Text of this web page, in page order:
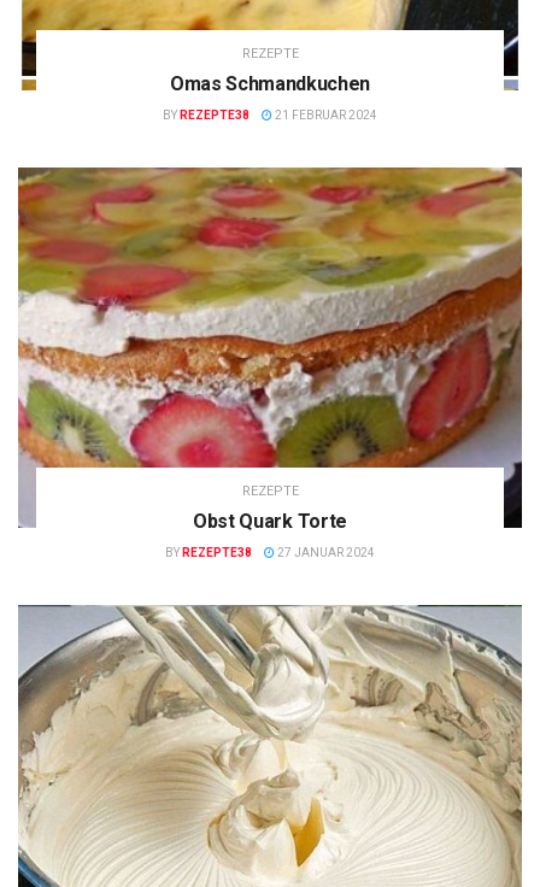
REZEPTE
Omas Schmandkuchen
BY REZEPTE38 21 FEBRUAR 2024
REZEPTE
Obst Quark Torte
BY REZEPTE38 27 JANUAR 2024